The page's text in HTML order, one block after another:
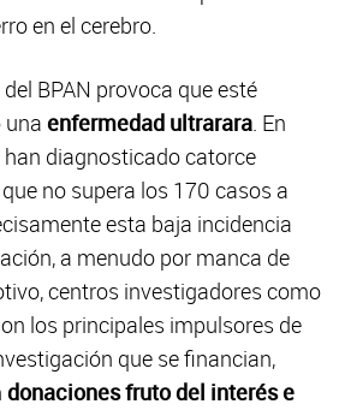
en el cerebro.
BPAN provoca que esté
enfermedad ultrarara. En
han diagnosticado catorce
no supera los 170 casos a
esta baja incidencia
a menudo por manca de
centros investigadores como
los principales impulsores de
que se financian,
donaciones fruto del interés e